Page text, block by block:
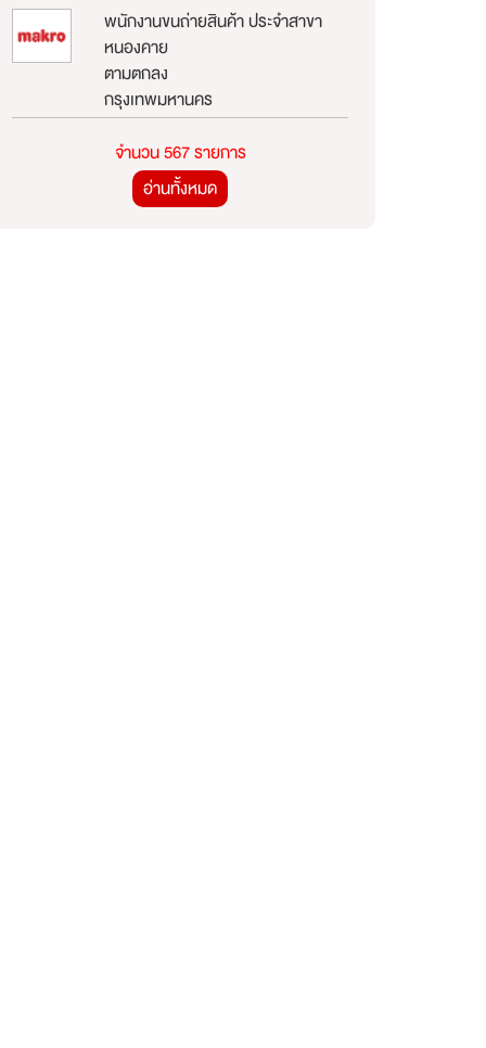
พนักงานขนถ่ายสินค้า ประจำสาขา
หนองคาย
ตามตกลง
กรุงเทพมหานคร
จำนวน 567 รายการ
อ่านทั้งหมด